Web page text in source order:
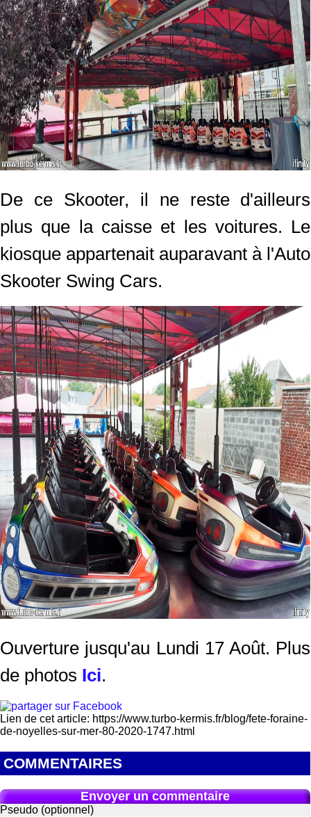
De ce Skooter, il ne reste d'ailleurs
plus que la caisse et les voitures. Le
kiosque appartenait auparavant à l'Auto
Skooter Swing Cars.
Ouverture jusqu'au Lundi 17 Août. Plus
de photos Ici.
Lien de cet article: https://www.turbo-kermis.fr/blog/fete-foraine-
de-noyelles-sur-mer-80-2020-1747.html
COMMENTAIRES
Envoyer un commentaire
Pseudo (optionnel)